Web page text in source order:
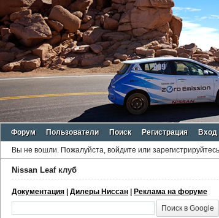
Форум Пользователи Поиск Регистрация Вход
Вы не вошли. Пожалуйста, войдите или зарегистрируйтесь.
Nissan Leaf клуб
Документация | Дилеры Ниссан | Реклама на форуме